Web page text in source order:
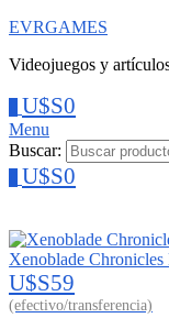
EVRGAMES
Videojuegos y
U$S0
Menu
Buscar:
U$S0
Xenoblade
U$S59